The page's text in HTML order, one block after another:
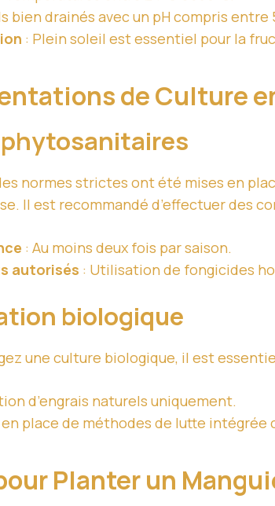
bien drainés avec un pH compris entre
: Plein soleil est essentiel pour la
de Culture
normes strictes ont été mises en
Il est recommandé d’effectuer des
: Au moins deux fois par saison.
autorisés : Utilisation de fongicides
biologique
une culture biologique, il est
d’engrais naturels uniquement.
en place de méthodes de lutte intégrée
Planter un